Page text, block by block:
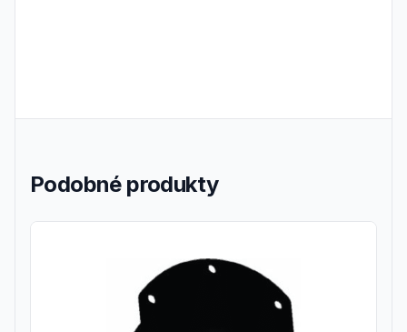
Podobné produkty